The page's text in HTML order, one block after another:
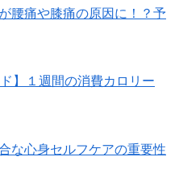
腰痛や膝痛の原因に！？予
】１週間の消費カロリー
な心身セルフケアの重要性